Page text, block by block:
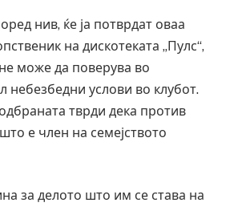
нив, ќе ја потврдат оваа
на дискотеката „Пулс“,
може да поверува во
небезбедни услови во клубот.
тврди дека против
е член на семејството
за делото што им се става на